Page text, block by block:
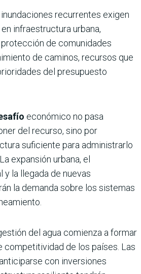
recurrentes exigen
infraestructura urbana,
de comunidades
de caminos, recursos que
del presupuesto
económico no pasa
del recurso, sino por
suficiente para administrarlo
expansión urbana, el
la llegada de nuevas
la demanda sobre los sistemas
del agua comienza a formar
competitividad de los países. Las
con inversiones